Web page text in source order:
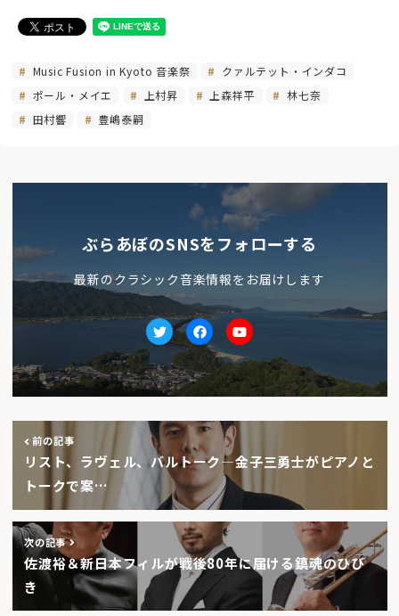
Music Fusion in Kyoto 音楽祭
クァルテット・インダコ
ポール・メイエ
上村昇 上森祥平
林七奈
田村響
豊嶋泰嗣
ぶらあぼのSNSをフォローする
最新のクラシック音楽情報をお届けします
TwitterfacebookYoutube
前の記事
リスト、ラヴェル、バルトーク―金子三勇士がピアノと
トークで案…
次の記事
佐渡裕＆新日本フィルが戦後80年に届ける鎮魂のひび
き